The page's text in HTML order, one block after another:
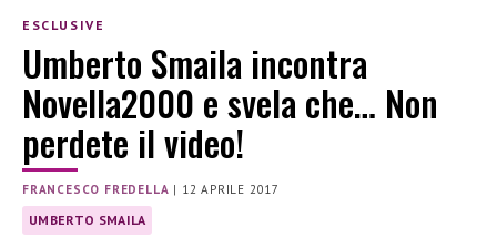
ESCLUSIVE
Umberto Smaila incontra
Novella2000 e svela che… Non
perdete il video!
FRANCESCO FREDELLA | 12 APRILE 2017
UMBERTO SMAILA